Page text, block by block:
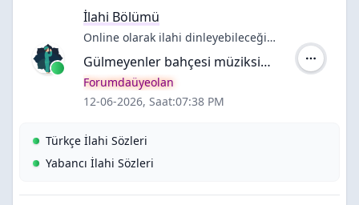
İlahi Bölümü
Online olarak ilahi dinleyebileceğiniz bolum...
Gülmeyenler bahçesi müziksiz ilahi
Yazar:
Forumdaüyeolan
12-06-2026, Saat:07:38 PM
Alt Forumlar:
Türkçe İlahi Sözleri
Yabancı İlahi Sözleri